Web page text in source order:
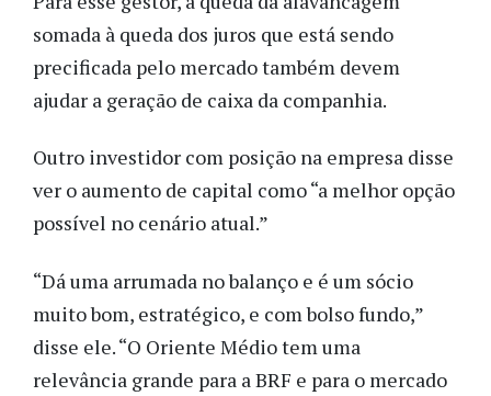
somada à queda dos juros que está sendo
precificada pelo mercado também devem
ajudar a geração de caixa da companhia.
Outro investidor com posição na empresa disse
ver o aumento de capital como “a melhor opção
possível no cenário atual.”
“Dá uma arrumada no balanço e é um sócio
muito bom, estratégico, e com bolso fundo,”
disse ele. “O Oriente Médio tem uma
relevância grande para a BRF e para o mercado